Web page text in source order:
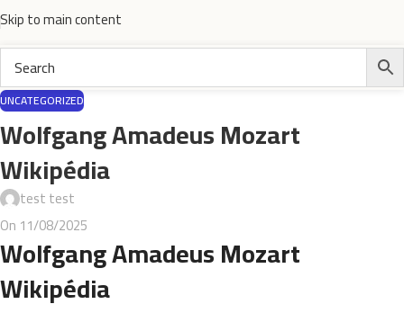
Skip to main content
UNCATEGORIZED
Wolfgang Amadeus Mozart
Wikipédia
test test
On 11/08/2025
Wolfgang Amadeus Mozart
Wikipédia